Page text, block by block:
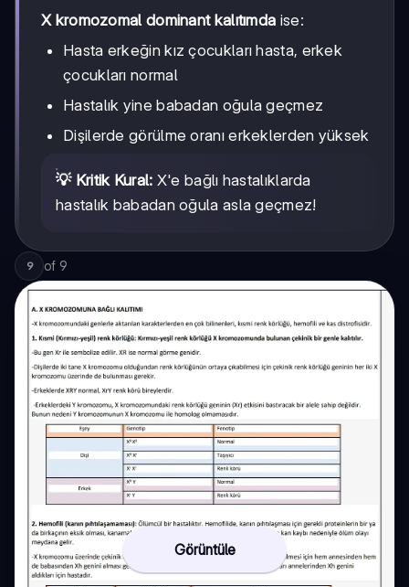
X kromozomal dominant kalıtımda ise:
Hasta erkeğin kız çocukları hasta, erkek
çocukları normal
Hastalık yine babadan oğula geçmez
Dişilerde görülme oranı erkeklerden yüksek
💡 Kritik Kural: X'e bağlı hastalıklarda
hastalık babadan oğula asla geçmez!
9 of 9
Görüntüle